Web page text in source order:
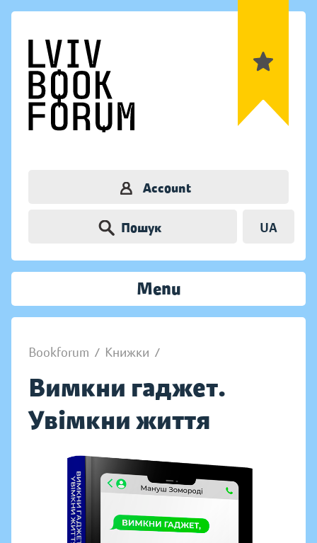
Account
Пошук UA
Menu
Bookforum / Книжки /
Вимкни гаджет.
Увімкни життя